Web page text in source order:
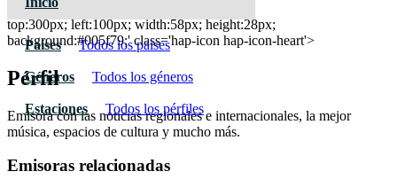
Paises Todos los paises
Géneros Todos los géneros
Estaciones Todos los pérfiles
105.5 FM Del Lago - Comodoro Rivadavia
top:300px; left:100px; width:58px; height:28px;
background:#005f79;' class='hap-icon hap-icon-heart'>
Pérfil
Emisora con las noticias regionales e internacionales, la mejor
música, espacios de cultura y mucho más.
Emisoras relacionadas